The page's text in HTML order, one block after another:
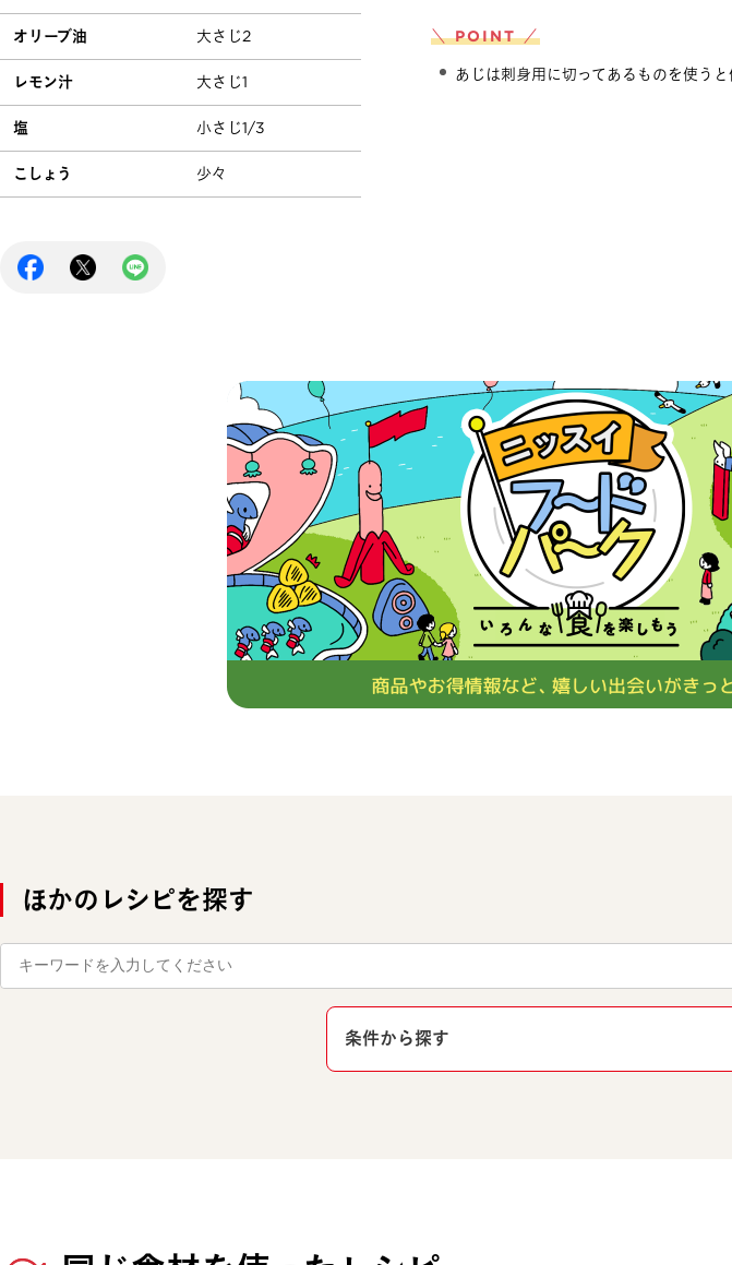
オリーブ油 大さじ2
レモン汁 大さじ1
塩 小さじ1/3
こしょう 少々
＼ POINT ／
あじは刺身用に切ってあるものを使うと
ほかのレシピを探す
条件から探す